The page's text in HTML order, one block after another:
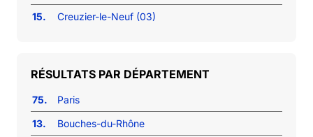
15.
Creuzier-le-Neuf (03)
RÉSULTATS PAR DÉPARTEMENT
75.
Paris
13.
Bouches-du-Rhône